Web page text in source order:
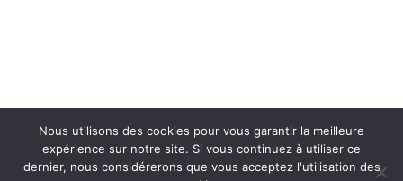
Nous utilisons des cookies pour vous garantir la meilleure
expérience sur notre site. Si vous continuez à utiliser ce
dernier, nous considérerons que vous acceptez l'utilisation des